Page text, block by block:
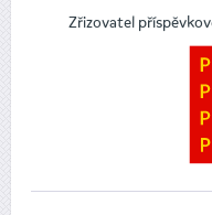
Zřizovatel